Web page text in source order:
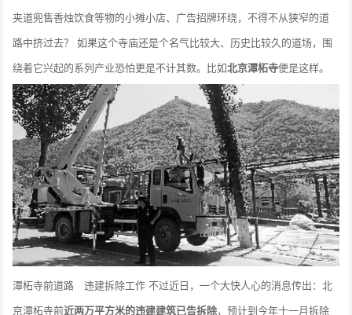
夹道兜售香烛饮食等物的小摊小店、广告招牌环绕，不得不从狭窄的道
路中挤过去？ 如果这个寺庙还是个名气比较大、历史比较久的道场，围
绕着它兴起的系列产业恐怕更是不计其数。比如北京潭柘寺便是这样。
潭柘寺前道路 违建拆除工作 不过近日，一个大快人心的消息传出：北
京潭柘寺前近两万平方米的违建建筑已告拆除，预计到今年十一月拆除